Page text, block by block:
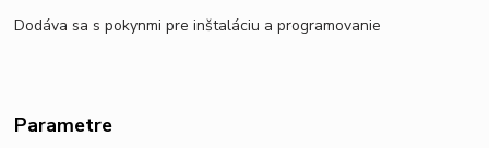
Dodáva sa s pokynmi pre inštaláciu a programovanie
Parametre